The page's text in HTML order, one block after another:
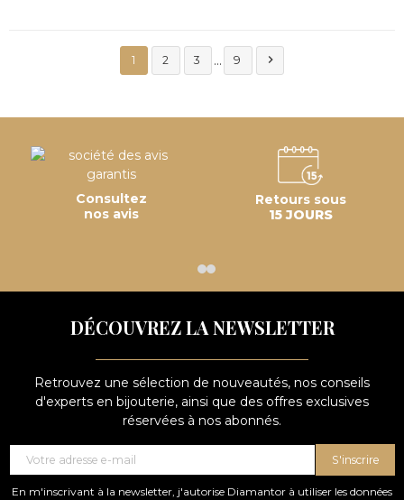
1 2 3 … 9 
Consultez
nos avis
Retours sous
15 JOURS
DÉCOUVREZ LA NEWSLETTER
Retrouvez une sélection de nouveautés, nos conseils
d'experts en bijouterie, ainsi que des offres exclusives
réservées à nos abonnés.
S'inscrire
En m'inscrivant à la newsletter, j'autorise Diamantor à utiliser les données